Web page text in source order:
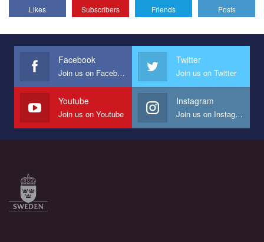
Эмоционально сильный ролик от команды "Гей-альянс
представляющий программу развития организации.
Мы просим вас поддержать нас и помочь нам реализовать
наш план по борьбе с насилием и дискриминацией на почве
СОГИ в Украине.
Все, что вам нужно сделать - это зайти на наш канал YouTube
по этой ссылке и поставить лайк под видео.
Likes Subscribers Friends Posts
Facebook
Join us on Facebook
Twitter
Join us on Twitter
Youtube
Join us on Youtube
Instagram
Join us on Instagram